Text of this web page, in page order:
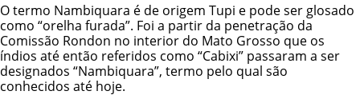
O termo Nambiquara é de origem Tupi e pode ser glosado
como “orelha furada”. Foi a partir da penetração da
Comissão Rondon no interior do Mato Grosso que os
índios até então referidos como “Cabixi” passaram a ser
designados “Nambiquara”, termo pelo qual são
conhecidos até hoje.